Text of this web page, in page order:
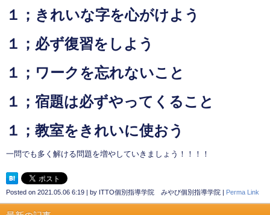
１；きれいな字を心がけよう
１；必ず復習をしよう
１；ワークを忘れないこと
１；宿題は必ずやってくること
１；教室をきれいに使おう
一問でも多く解ける問題を増やしていきましょう！！！！
Posted on 2021.05.06 6:19 | by ITTO個別指導学院 みやび個別指導学院 | Perma Link